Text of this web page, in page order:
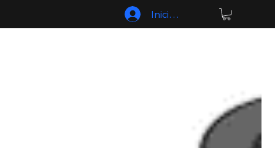
Iniciar sesión